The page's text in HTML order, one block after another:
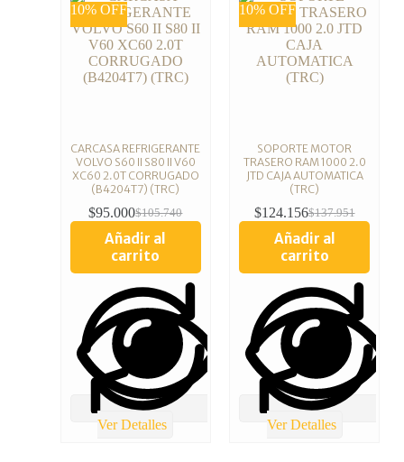
10% OFF
CARCASA REFRIGERANTE
VOLVO S60 II S80 II V60
XC60 2.0T CORRUGADO
(B4204T7) (TRC)
$105.740
$95.000
Añadir al
carrito
Ver Detalles
10% OFF
SOPORTE MOTOR
TRASERO RAM 1000 2.0
JTD CAJA AUTOMATICA
(TRC)
$137.951
$124.156
Añadir al
carrito
Ver Detalles